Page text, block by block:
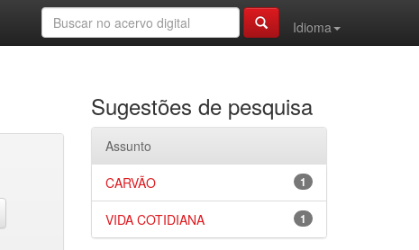
Idioma
Sugestões de pesquisa
Assunto
1
CARVÃO
1
VIDA COTIDIANA